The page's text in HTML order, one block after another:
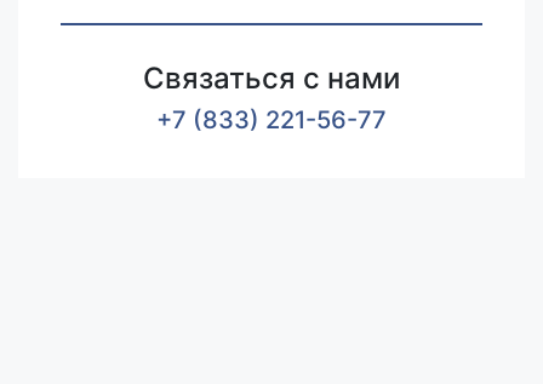
Связаться с нами
+7 (833) 221-56-77